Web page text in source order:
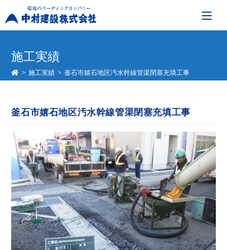
施工実績
> 施工実績 > 釜石市嬉石地区汚水幹線管渠閉塞充填工事
釜石市嬉石地区汚水幹線管渠閉塞充填工事